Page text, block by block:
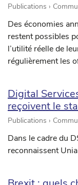
Publications ›
Des économies
restent possibles
l’utilité réelle de
régulièrement les
Digital
reçoivent le
Publications ›
Dans le cadre du
reconnaissent